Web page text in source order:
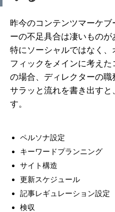
昨今のコンテンツマーケ
ーの不足具合は凄いものが
特にソーシャルではなく
フィックをメインに考え
の場合、ディレクターの職
サラッと流れを書き出す
す。
ペルソナ設定
キーワードプランニング
サイト構造
更新スケジュール
記事レギュレーション設定
検収